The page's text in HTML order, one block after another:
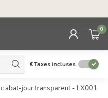
0
€Taxes incluses
abat-jour transparent - LX001